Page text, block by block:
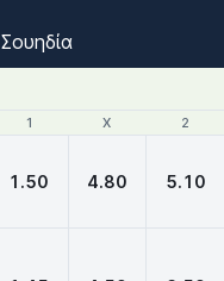
Σουηδία
1 X 2
1 X 2
1.50 4.80 5.10